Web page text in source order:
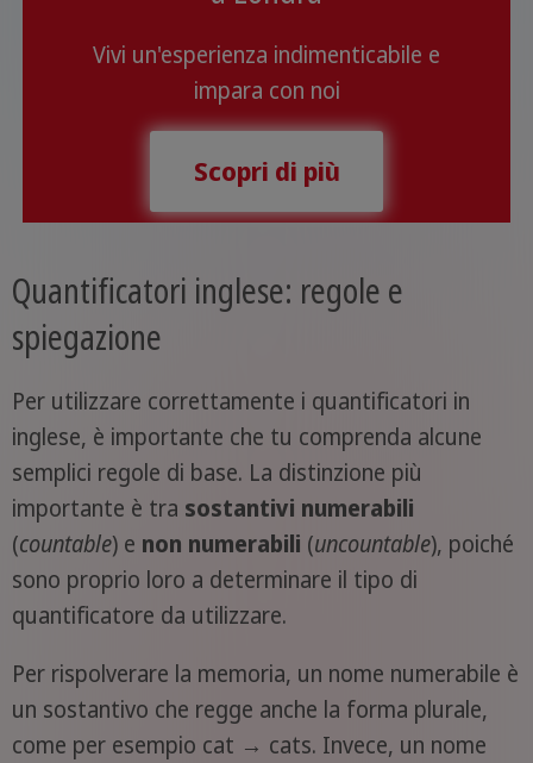
Vivi un'esperienza indimenticabile e
impara con noi
Scopri di più
Quantificatori inglese: regole e
spiegazione
Per utilizzare correttamente i quantificatori in
inglese, è importante che tu comprenda alcune
semplici regole di base. La distinzione più
importante è tra sostantivi numerabili
(countable) e non numerabili (uncountable), poiché
sono proprio loro a determinare il tipo di
quantificatore da utilizzare.
Per rispolverare la memoria, un nome numerabile è
un sostantivo che regge anche la forma plurale,
come per esempio cat → cats. Invece, un nome